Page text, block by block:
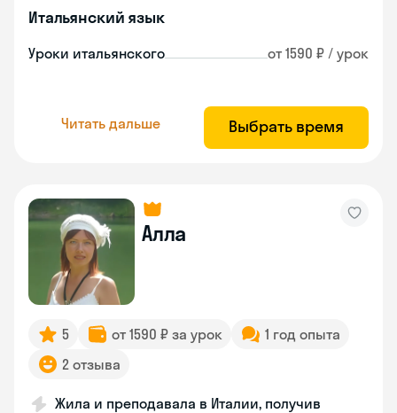
Итальянский язык
Уроки итальянского от 1590 ₽ / урок
Читать дальше Выбрать время
Алла
5 от 1590 ₽ за урок
1 год опыта
2 отзыва
Жила и преподавала в Италии, получив